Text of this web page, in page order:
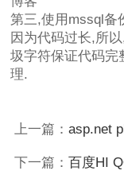
第三,使用mssql备
因为代码过长,所
圾字符保证代码完
理.
上一篇： asp.net
下一篇： 百度HI QQ